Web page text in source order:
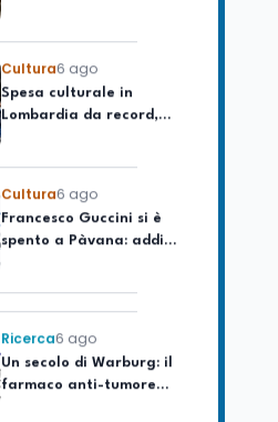
Cultura6 ago
Spesa culturale in
Lombardia da record,
ma la voragine Nord-
Cultura6 ago
Francesco Guccini si è
spento a Pàvana: addio
al Maestrone
Ricerca6 ago
Un secolo di Warburg: il
farmaco anti-tumore
che accende la glicolisi